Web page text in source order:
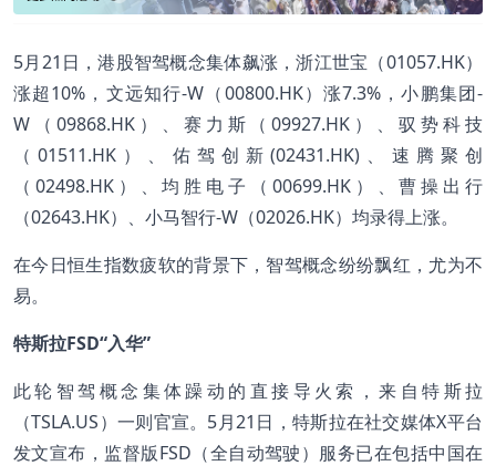
5月21日，港股智驾概念集体飙涨，浙江世宝（01057.HK）
涨超10%，文远知行-W（00800.HK）涨7.3%，小鹏集团-
W（09868.HK）、赛力斯（09927.HK）、驭势科技
（01511.HK）、佑驾创新(02431.HK)、速腾聚创
（02498.HK）、均胜电子（00699.HK）、曹操出行
（02643.HK）、小马智行-W（02026.HK）均录得上涨。
在今日恒生指数疲软的背景下，智驾概念纷纷飘红，尤为不
易。
特斯拉FSD“入华”
此轮智驾概念集体躁动的直接导火索，来自特斯拉
（TSLA.US）一则官宣。5月21日，特斯拉在社交媒体X平台
发文宣布，监督版FSD（全自动驾驶）服务已在包括中国在